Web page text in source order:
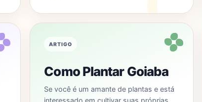
ARTIGO
Como Plantar Goiaba
Se você é um amante de plantas e está